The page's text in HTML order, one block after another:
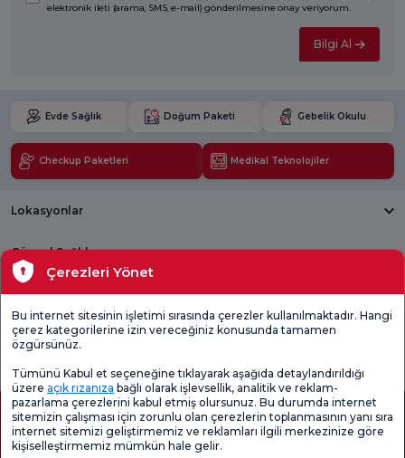
elektronik ileti (arama, SMS, e-mail) gönderilmesine onay veriyorum.
Bilgi Al
Evde Sağlık Doğum Paketi Gebelik Okulu
Checkup Paketleri Medikal Teknolojiler
Lokasyonlar
Güncel Sağlık
Tıbbi Birimler
Genel
Çerezleri Yönet
Bu internet sitesinin işletimi sırasında çerezler kullanılmaktadır. Hangi
çerez kategorilerine izin vereceğiniz konusunda tamamen
özgürsünüz.
Tümünü Kabul et seçeneğine tıklayarak aşağıda detaylandırıldığı
üzere açık rızanıza bağlı olarak işlevsellik, analitik ve reklam-
pazarlama çerezlerini kabul etmiş olursunuz. Bu durumda internet
sitemizin çalışması için zorunlu olan çerezlerin toplanmasının yanı sıra
internet sitemizi geliştirmemiz ve reklamları ilgili merkezinize göre
kişiselleştirmemiz mümkün hale gelir.